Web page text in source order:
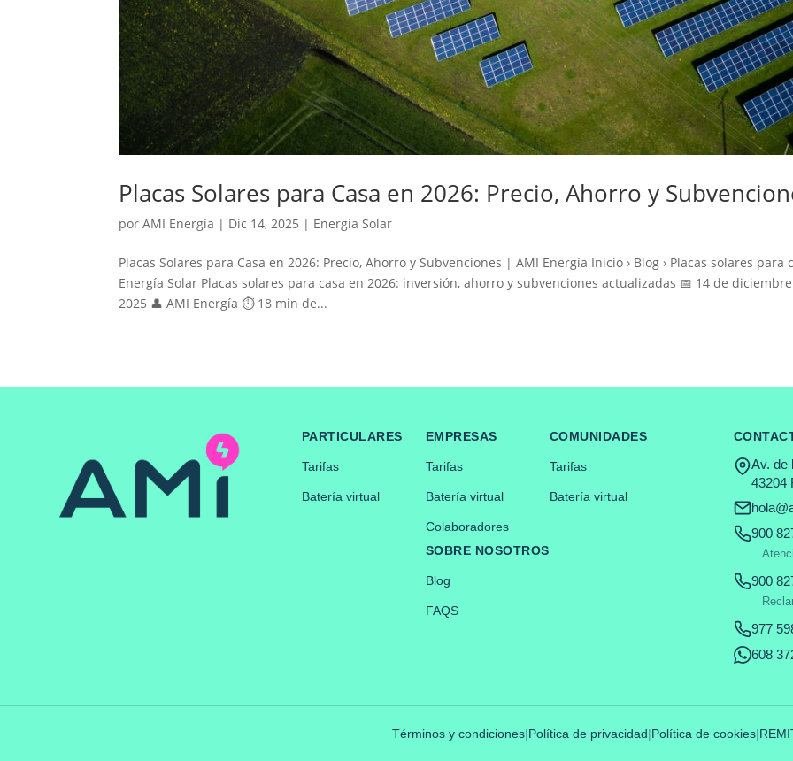
Placas Solares para Casa en 2026: Precio, Ahorro y
porAMI Energía | Dic 14, 2025 | Energía Solar
Placas Solares para Casa en 2026: Precio, Ahorro y Subvenciones | AMI Energía Inicio › Blog › Placas solares para
Energía Solar Placas solares para casa en 2026: inversión, ahorro y subvenciones actualizadas 📅 14 de
2025 👤 AMI Energía ⏱️ 18 min de...
PARTICULARES
Tarifas
Batería virtual
EMPRESAS
Tarifas
Batería virtual
Colaboradores
COMUNIDADES
Tarifas
Batería virtual
SOBRE NOSOTROS
Blog
FAQS
Av. de
43204
900
900
977
608
Términos y condiciones| Política de privacidad Política de cookies|